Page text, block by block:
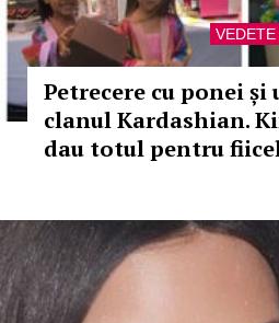
VEDETE
Petrecere cu ponei
clanul Kardashian.
dau totul pentru